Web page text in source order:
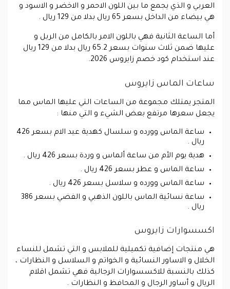
العربي و الذي يجمع ما بين اللون الاحمر و الاخضر و الاسود و
هي بيضاء من الداخل بسعر 65 ريال بدلا من 129 ريال .
أما الساعة الثانية فهي باللون الامر بالكامل من الربل و
عليها ضمن ثلاث سنوات بسعر 65.2 ريال بدلا من 129 ريال
عند استخدام كود خصم زايروس 2026.
ساعات الماس زايروس
المتجر يمتلك مجموعة من الساعات التي عليها الماس مما
يجعل سعرها مرتفع بعض الشيء و التي منها :
ساعة الماس وورده و سلسال كهدية عيد الام بسعر 426
ريال .
هدية يوم الأم من ساعة ألماس و وردة بسعر 426 ريال .
ساعة الماس و عطر بسعر 426 ريال .
ساعة الماس وورده و سلاسل بسعر 426 ريال .
ساعة نسائية الماس باللون الذهبي و الفضي بسعر 386
ريال .
اكسسوارات زايروس
هي منتجات إضافية تكميلية للملابس و التي تشمل للنساء
الخلال و الاساور النسائية و الخواتم و السلاسل و النظارات ،
كذلك بالنسبة للاكسسوارات الرجالية فهي تشمل اقلام
الريال و أساور الرجال و المحافظ و النظارات .